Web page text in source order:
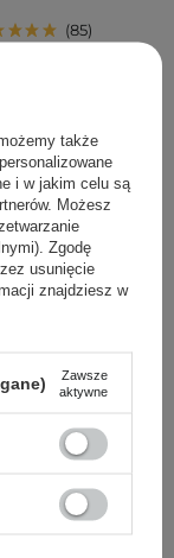
85
DO KOSZYKA
Joseon - Light
- Centella +
C - Serum
z Witaminą
także
i w jakim celu są
Możesz
Zgodę
usunięcie
znajdziesz w
Zawsze
aktywne